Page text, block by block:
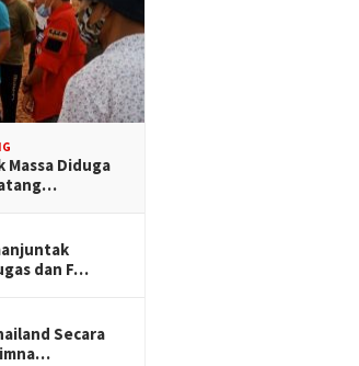
Massa Diduga
dan F…
Secara